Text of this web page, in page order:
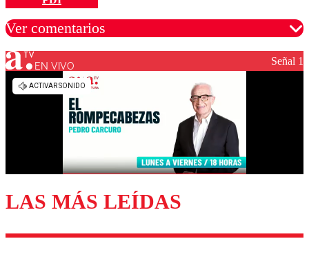
Ver comentarios
Los comentarios son moderados para garantizar un
diálogo respetuoso.
Enviar comentario
EN VIVO Señal 1
LAS MÁS LEÍDAS